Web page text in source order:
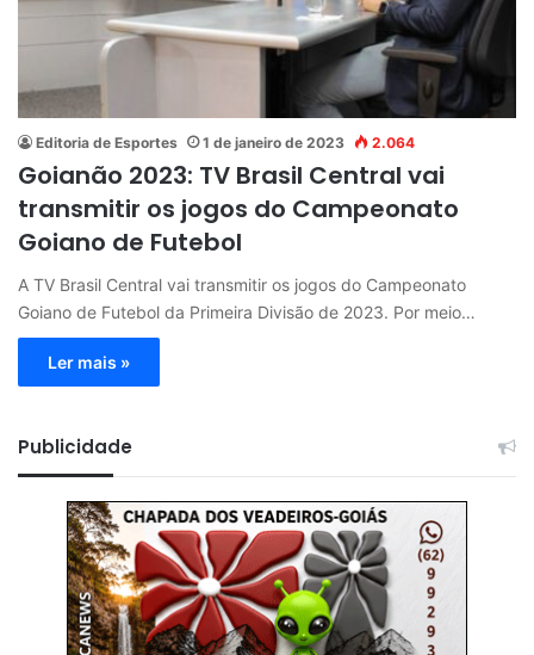
Editoria de Esportes 1 de janeiro de 2023 2.064
Goianão 2023: TV Brasil Central vai
transmitir os jogos do Campeonato
Goiano de Futebol
A TV Brasil Central vai transmitir os jogos do Campeonato
Goiano de Futebol da Primeira Divisão de 2023. Por meio…
Ler mais »
Publicidade